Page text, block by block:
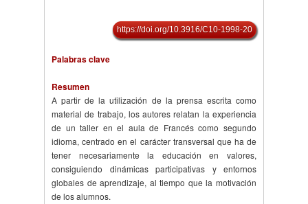
https://doi.org/10.3916/C10-1998-20
Palabras clave
Resumen
A partir de la utilización de la prensa escrita como
material de trabajo, los autores relatan la experiencia
de un taller en el aula de Francés como segundo
idioma, centrado en el carácter transversal que ha de
tener necesariamente la educación en valores,
consiguiendo dinámicas participativas y entornos
globales de aprendizaje, al tiempo que la motivación
de los alumnos.